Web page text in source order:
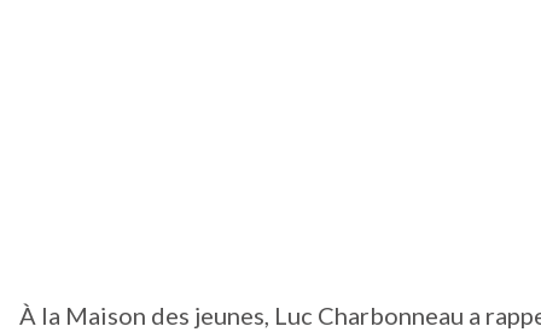
À la Maison des jeunes, Luc Charbonneau a